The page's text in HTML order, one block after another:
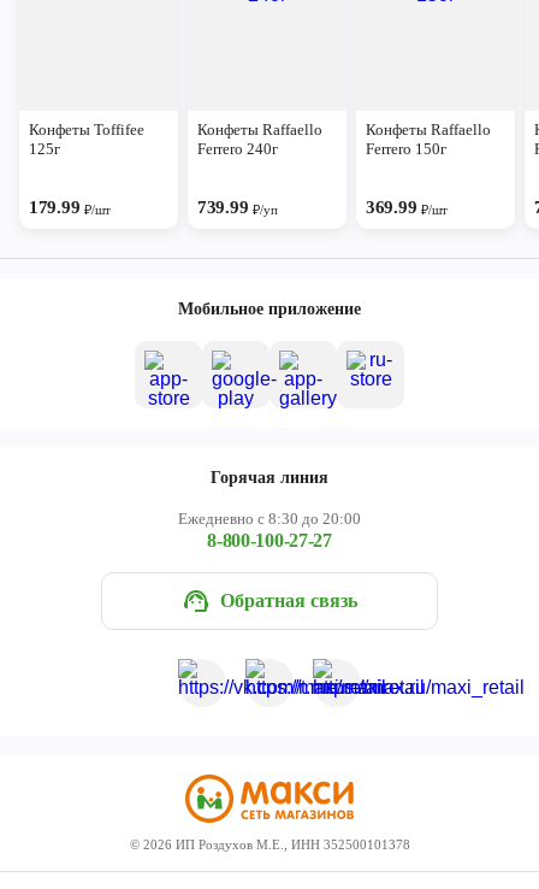
Конфеты Toffifee
125г
179.99 ₽/шт
Конфеты Raffaello
Ferrero 240г
739.99 ₽/уп
Конфеты Raffaello
Ferrero 150г
369.99 ₽/шт
Мобильное приложение
Горячая линия
Ежедневно с 8:30 до 20:00
8-800-100-27-27
Обратная связь
© 2026 ИП Роздухов М.Е., ИНН 352500101378